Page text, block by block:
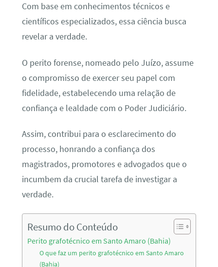
Com base em conhecimentos técnicos e
científicos especializados, essa ciência busca
revelar a verdade.
O perito forense, nomeado pelo Juízo, assume
o compromisso de exercer seu papel com
fidelidade, estabelecendo uma relação de
confiança e lealdade com o Poder Judiciário.
Assim, contribui para o esclarecimento do
processo, honrando a confiança dos
magistrados, promotores e advogados que o
incumbem da crucial tarefa de investigar a
verdade.
Resumo do Conteúdo
Perito grafotécnico em Santo Amaro (Bahia)
O que faz um perito grafotécnico em Santo Amaro
(Bahia)